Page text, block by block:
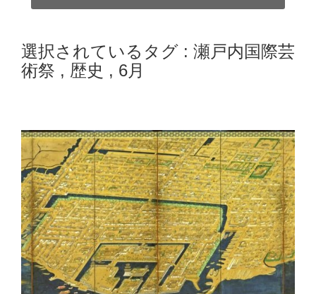
選択されているタグ : 瀬戸内国際芸
術祭 , 歴史 , 6月